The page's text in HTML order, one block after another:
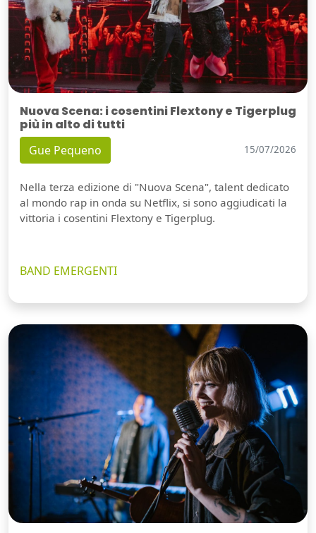
Nuova Scena: i cosentini Flextony e Tigerplug
più in alto di tutti
Gue Pequeno 15/07/2026
Nella terza edizione di "Nuova Scena", talent dedicato
al mondo rap in onda su Netflix, si sono aggiudicati la
vittoria i cosentini Flextony e Tigerplug.
BAND EMERGENTI